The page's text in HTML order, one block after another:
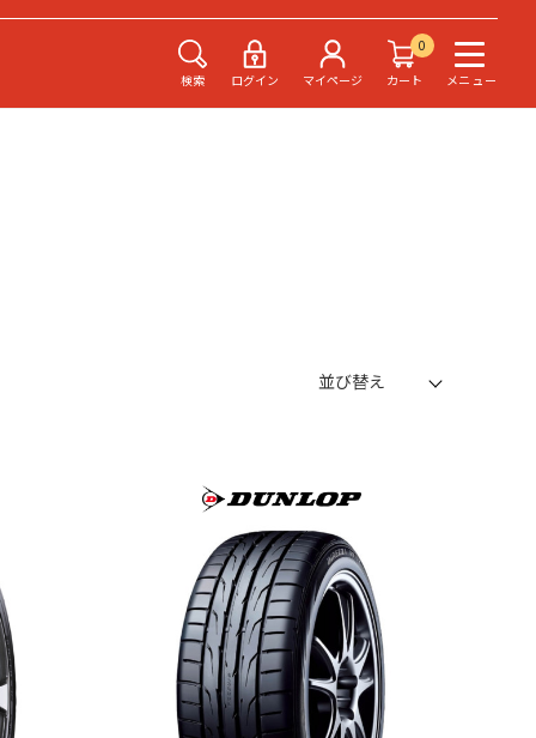
検索 ログイン マイページ
0
カート
メニュー